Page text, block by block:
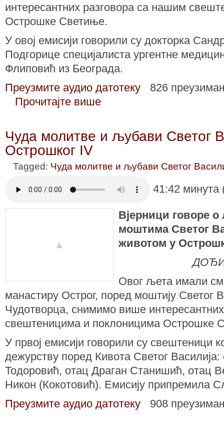
интересантних разговора са нашим
Острошке Светиње.
У овој емисији говорили су докторка
Подгорице специјалиста ургентне
Флиповић из Београда.
Преузмите аудио датотеку
826
Прочитајте више
Чуда молитве и љубави Светог
Острошког IV
Tagged: Чуда молитве и љубави Светог
41:42
Вјерници говоре
моштима Светог
животом у
Овог љета имали
манастиру Острог, поред моштију Светог
Чудотворца, снимимо више
свештеницима и поклоницима Острошке
У првој емисији говорили су свештеници
дежурству поред Кивота Светог
Тодоровић, отац Драган Станишић, отац
Никон (Кокотовић). Емисију припремила
Преузмите аудио датотеку
908